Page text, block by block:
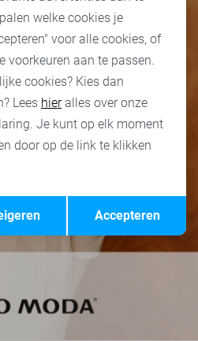
Opslaan
welke cookies je
voor alle cookies, of
voorkeuren aan te passen.
cookies? Kies dan
Lees hieralles over onze
Je kunt op elk moment
door op de link te klikken
Accepteren